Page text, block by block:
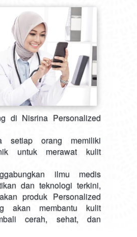
di Nisrina Personalized
setiap orang memiliki
untuk merawat kulit
ilmu medis
dan teknologi terkini,
produk Personalized
akan membantu kulit
cerah, sehat, dan